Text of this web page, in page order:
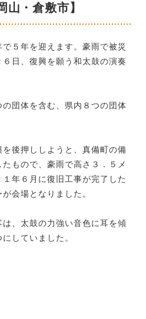
山・倉敷市】
５年を迎えます。豪雨で被災
日、復興を願う和太鼓の演奏
団体を含む、県内８つの団体
後押ししようと、真備町の備
もので、豪雨で高さ３．５メ
年６月に復旧工事が完了した
会場となりました。
、太鼓の力強い音色に耳を傾
していました。